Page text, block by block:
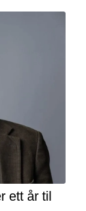
ett år til